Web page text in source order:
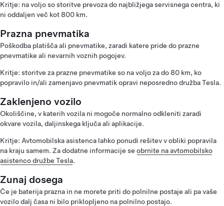
Kritje: na voljo so storitve prevoza do najbližjega servisnega centra, ki
ni oddaljen več kot 800 km.
Prazna pnevmatika
Poškodba platišča ali pnevmatike, zaradi katere pride do prazne
pnevmatike ali nevarnih voznih pogojev.
Kritje: storitve za prazne pnevmatike so na voljo za do 80 km, ko
popravilo in/ali zamenjavo pnevmatik opravi neposredno družba Tesla.
Zaklenjeno vozilo
Okoliščine, v katerih vozila ni mogoče normalno odkleniti zaradi
okvare vozila, daljinskega ključa ali aplikacije.
Kritje: Avtomobilska asistenca lahko ponudi rešitev v obliki popravila
na kraju samem. Za dodatne informacije se obrnite na avtomobilsko
asistenco družbe Tesla.
Zunaj dosega
Če je baterija prazna in ne morete priti do polnilne postaje ali pa vaše
vozilo dalj časa ni bilo priklopljeno na polnilno postajo.